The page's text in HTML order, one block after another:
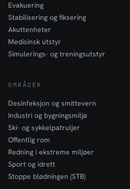
Evakuering
Stabilisering og fiksering
Akuttenheter
Medisinsk utstyr
Simulerings- og treningsutstyr
OMRÅDER
Desinfeksjon og smittevern
Industri og bygningsmiljø
Ski- og sykkelpatruljer
Offentlig rom
Redning i ekstreme miljøer
Sport og idrett
Stoppe blødningen (STB)